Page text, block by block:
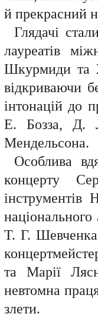
й прекрасний
Глядачі
лауреатів
Шкурмиди та
відкриваючи
інтонацій до
Е. Бозза, Д.
Мендельсона.
Особлива
концерту
національного
Т. Г. Шевченка
та Марії
невтомна
злети.